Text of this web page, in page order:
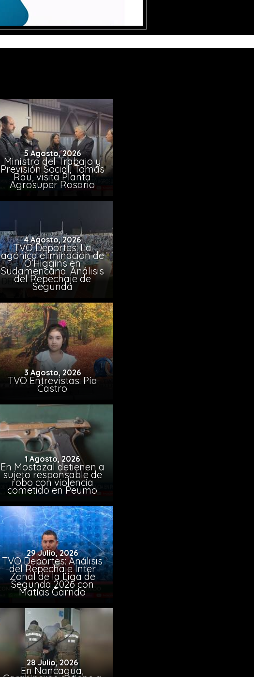
5 Agosto, 2026
Ministro del Trabajo y
Previsión Social, Tomás
Rau, visita Planta
Agrosuper Rosario
4 Agosto, 2026
TVO Deportes: La
agónica eliminación de
O’Higgins en
Sudamericana. Análisis
del Repechaje de
Segunda
3 Agosto, 2026
TVO Entrevistas: Pía
Castro
1 Agosto, 2026
En Mostazal detienen a
sujeto responsable de
robo con violencia
cometido en Peumo
29 Julio, 2026
TVO Deportes: Análisis
del Repechaje Inter
Zonal de la Liga de
Segunda 2026 con
Matías Garrido
28 Julio, 2026
En Nancagua,